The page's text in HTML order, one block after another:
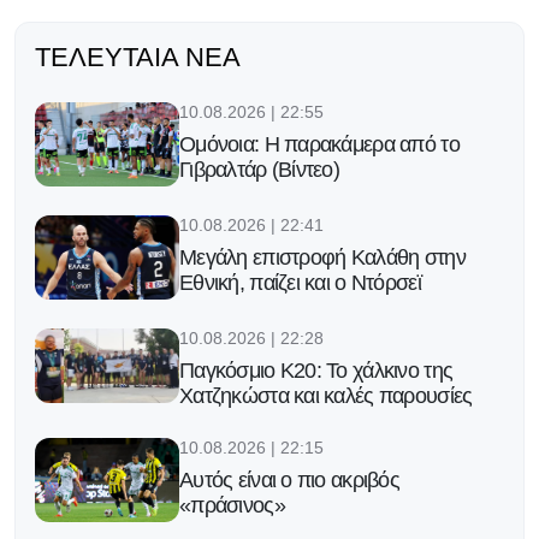
ΤΕΛΕΥΤΑΊΑ ΝΈΑ
10.08.2026 | 22:55
Ομόνοια: Η παρακάμερα από το
Γιβραλτάρ (Βίντεο)
10.08.2026 | 22:41
Μεγάλη επιστροφή Καλάθη στην
Εθνική, παίζει και ο Ντόρσεϊ
10.08.2026 | 22:28
Παγκόσμιο Κ20: Το χάλκινο της
Χατζηκώστα και καλές παρουσίες
10.08.2026 | 22:15
Αυτός είναι ο πιο ακριβός
«πράσινος»